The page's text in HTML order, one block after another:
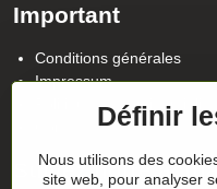
Important
Conditions générales
Impressum
Politique de confidentialité
Suivez notre
Définir
Nous utilisons des
site web, pour analyser